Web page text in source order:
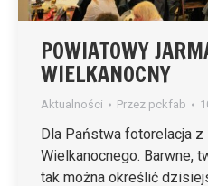
POWIATOWY
WIELKANOCNY
Aktualności Przez pckfab
Dla Państwa fotorelacja
Wielkanocnego. Barwne,
tak można określić